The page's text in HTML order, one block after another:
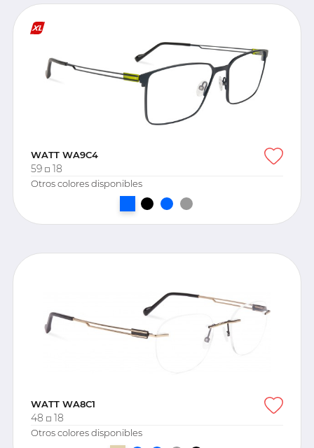
WATT WA9C4
59 18
Otros colores disponibles
WATT WA8C1
48 18
Otros colores disponibles